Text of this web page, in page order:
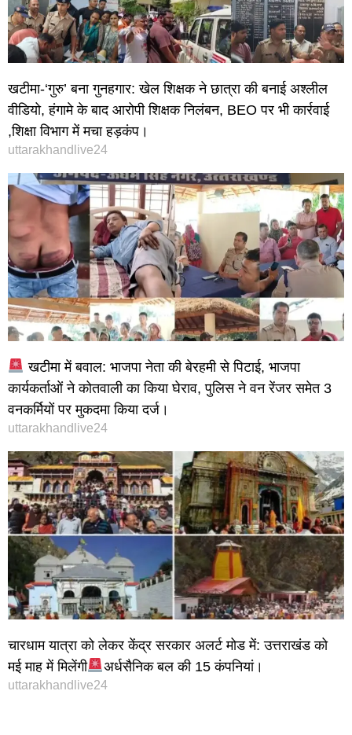
खटीमा-‘गुरु’ बना गुनहगार: खेल शिक्षक ने छात्रा की बनाई अश्लील
वीडियो, हंगामे के बाद आरोपी शिक्षक निलंबन, BEO पर भी कार्रवाई
,शिक्षा विभाग में मचा हड़कंप।
uttarakhandlive24
खटीमा में बवाल: भाजपा नेता की बेरहमी से पिटाई, भाजपा
कार्यकर्ताओं ने कोतवाली का किया घेराव, पुलिस ने वन रेंजर समेत 3
वनकर्मियों पर मुकदमा किया दर्ज।
uttarakhandlive24
चारधाम यात्रा को लेकर केंद्र सरकार अलर्ट मोड में: उत्तराखंड को
मई माह में मिलेंगी
अर्धसैनिक बल की 15 कंपनियां।
uttarakhandlive24